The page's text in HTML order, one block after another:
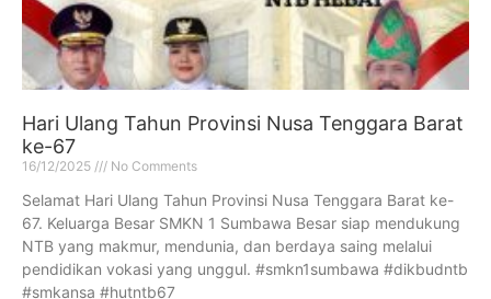
Hari Ulang Tahun Provinsi Nusa Tenggara Barat
ke-67
16/12/2025 No Comments
Selamat Hari Ulang Tahun Provinsi Nusa Tenggara Barat ke-
67. Keluarga Besar SMKN 1 Sumbawa Besar siap mendukung
NTB yang makmur, mendunia, dan berdaya saing melalui
pendidikan vokasi yang unggul. #smkn1sumbawa #dikbudntb
#smkansa #hutntb67